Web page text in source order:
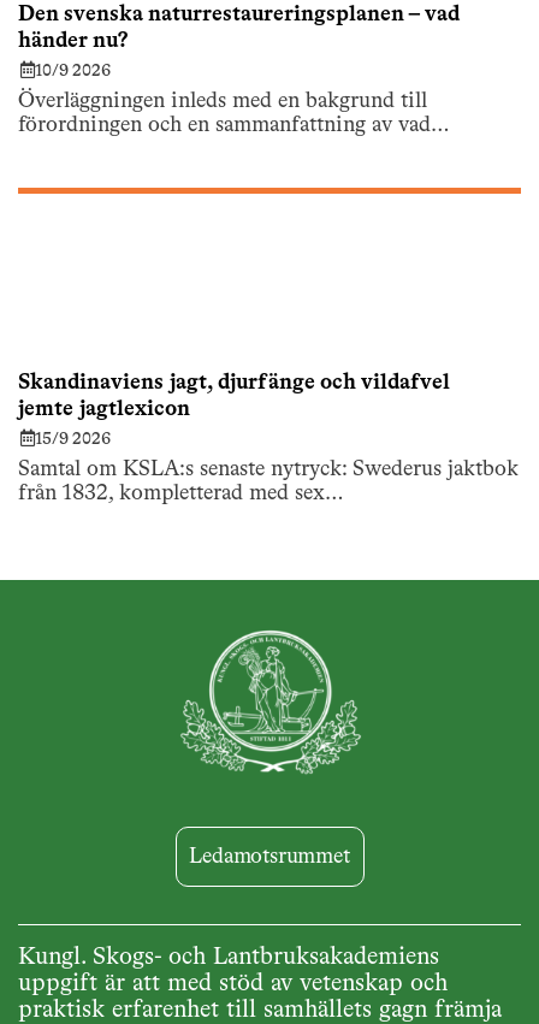
Den svenska naturrestaureringsplanen – vad
händer nu?
10/9 2026
Överläggningen inleds med en bakgrund till
förordningen och en sammanfattning av vad…
Skandinaviens jagt, djurfänge och vildafvel
jemte jagtlexicon
15/9 2026
Samtal om KSLA:s senaste nytryck: Swederus jaktbok
från 1832, kompletterad med sex…
Ledamotsrummet
Kungl. Skogs- och Lantbruksakademiens
uppgift är att med stöd av vetenskap och
praktisk erfarenhet till samhällets gagn främja